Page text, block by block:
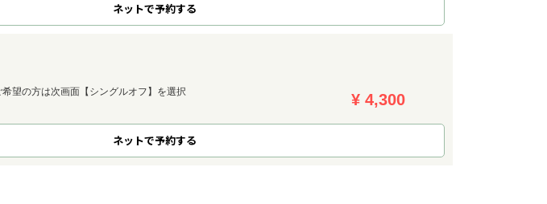
ネットで予約する
望の方は次画面【シングルオフ】を選択
¥ 4,300
ネットで予約する